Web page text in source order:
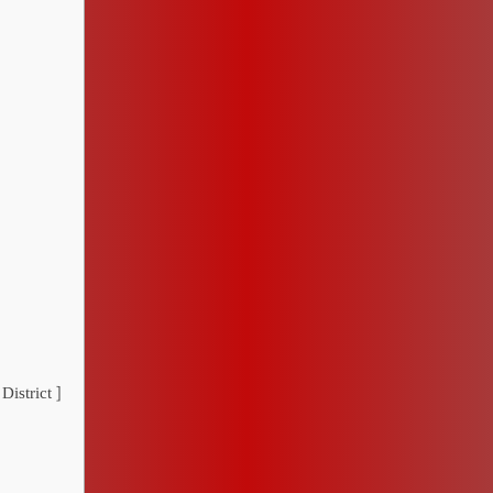
District ]